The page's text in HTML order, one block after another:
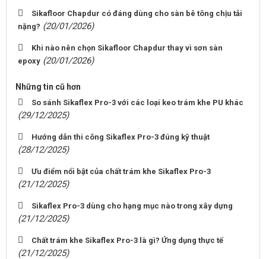
Sikafloor Chapdur có đáng dùng cho sàn bê tông chịu tải
nặng? (20/01/2026)
Khi nào nên chọn Sikafloor Chapdur thay vì sơn sàn
epoxy (20/01/2026)
Những tin cũ hơn
So sánh Sikaflex Pro-3 với các loại keo trám khe PU khác
(29/12/2025)
Hướng dẫn thi công Sikaflex Pro-3 đúng kỹ thuật
(28/12/2025)
Ưu điểm nổi bật của chất trám khe Sikaflex Pro-3
(21/12/2025)
Sikaflex Pro-3 dùng cho hạng mục nào trong xây dựng
(21/12/2025)
Chất trám khe Sikaflex Pro-3 là gì? Ứng dụng thực tế
(21/12/2025)